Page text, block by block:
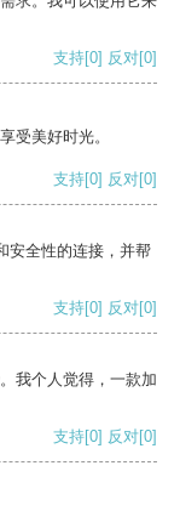
支持[0] 反对[0]
受美好时光。
支持[0] 反对[0]
安全性的连接，并帮
支持[0] 反对[0]
我个人觉得，一款加
支持[0] 反对[0]